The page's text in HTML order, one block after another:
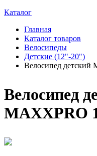
Каталог
Главная
Каталог товаров
Велосипеды
Детские (12"-20")
Велосипед детский
Велосипед
MAXXPRO